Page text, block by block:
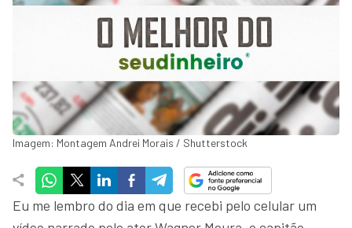
Imagem: Montagem Andrei Morais / Shutterstock
Eu me lembro do dia em que recebi pelo celular um